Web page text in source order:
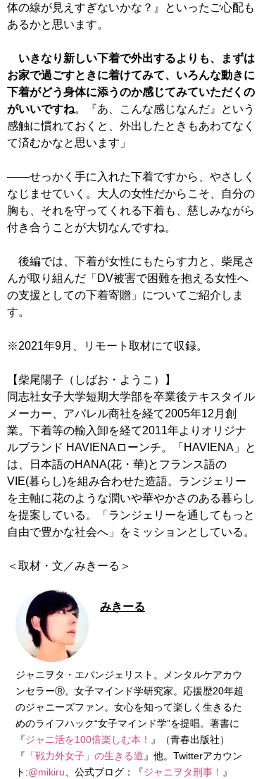
体の線が見えすぎないかな？』といったご心配も
あるかと思います。
いきなり新しい下着で外出するよりも、まずは
お家で過ごすときに着けてみて、いろんな動きに
下着がどう身体に添うのか感じてみていただくの
がいいですね。『あ、こんな感じなんだ』という
感触に慣れておくと、外出したときもあわてなく
て済むかなと思います」
――せっかく手に入れた下着ですから、やさしく
なじませていく。大人の女性だからこそ、自分の
胸も、それを守ってくれる下着も、慈しみながら
付き合うことが大切なんですね。
後編では、下着が女性にもたらす力と、柴尾さ
んが取り組んだ「DV被害で困難を抱える女性へ
の支援としての下着寄贈」についてご紹介しま
す。
※2021年9月、リモート取材にて収録。
【柴尾陽子（しばお・ようこ）】
同志社女子大学短期大学部を卒業後テキスタイル
メーカー、アパレル商社を経て2005年12月創
業。下着等の輸入卸を経て2011年よりオリジナ
ルブランド HAVIENAローンチ。「HAVIENA」と
は、日本語のHANA(花・華)とフランス語の
VIE(暮らし)を組み合わせた造語。ランジェリー
を主軸に花のような潤いや華やかさのある暮らし
を提案している。「ランジェリーを通してもっと
自由で豊かな社会へ」をミッションとしている。
＜取材・文／みきーる＞
みきーる
ジャニヲタ・エバンジェリスト。メンタルケアカウ
ンセラーⓇ。女子マインド学研究家。応援歴20年超
のジャニーズファン。女心を知って楽しく生きるた
めのライフハック“女子マインド学”を提唱。著書に
『ジャニ活を100倍楽しむ本！ 』（青春出版社）
『 「戦力外女子」の生きる道』他。Twitterアカウン
ト:@mikiru、公式ブログ：『ジャニヲタ刑事！ 』